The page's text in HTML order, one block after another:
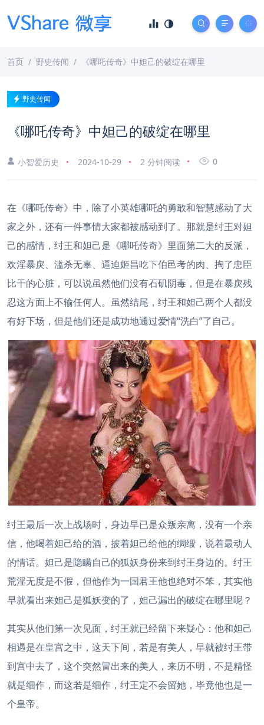
首页 野史传闻 《哪吒传奇》中妲己的破绽在哪里
野史传闻
《哪吒传奇》中妲己的破绽在哪里
小智爱历史 2024-10-29 2 分钟阅读 0
在《哪吒传奇》中，除了小英雄哪吒的勇敢和智慧感动了大
家之外，还有一件事情大家都被感动到了。那就是纣王对妲
己的感情，纣王和妲己是《哪吒传奇》里面第二大的反派，
欢淫暴戾、滥杀无辜、逼迫姬昌吃下伯邑考的肉、掏了忠臣
比干的心脏，可以说虽然他们没有石矶阴毒，但是在暴戾残
忍这方面上不输任何人。虽然结尾，纣王和妲己两个人都没
有好下场，但是他们还是成功地通过爱情“洗白”了自己。
纣王最后一次上战场时，身边早已是众叛亲离，没有一个亲
信，他喝着妲己给的酒，披着妲己给他的绸缎，说着最动人
的情话。妲己是隐瞒自己的狐妖身份来到纣王身边的。纣王
荒淫无度是不假，但他作为一国君王他也绝对不笨，其实他
早就看出来妲己是狐妖变的了，妲己漏出的破绽在哪里呢？
其实从他们第一次见面，纣王就已经留下来疑心：他和妲己
相遇是在皇宫之中，这天下间，若是有美人，早就被纣王带
到宫中去了，这个突然冒出来的美人，来历不明，不是精怪
就是细作，而这若是细作，纣王定不会留她，毕竟他也是一
个皇帝。